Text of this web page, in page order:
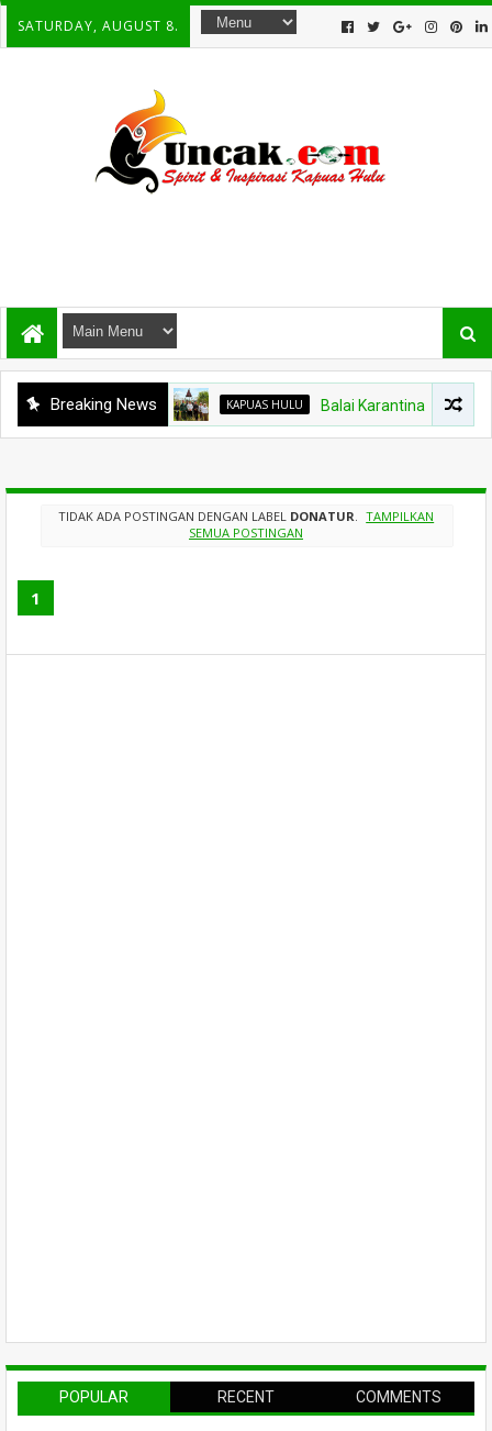
SATURDAY, AUGUST 8.
Breaking News KAPUAS HULU Balai Karantina Kalbar
TIDAK ADA POSTINGAN DENGAN LABEL DONATUR. TAMPILKAN
SEMUA POSTINGAN
1
POPULAR RECENT COMMENTS